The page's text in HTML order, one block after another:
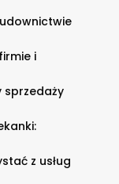
i
sprzedaży
z usług